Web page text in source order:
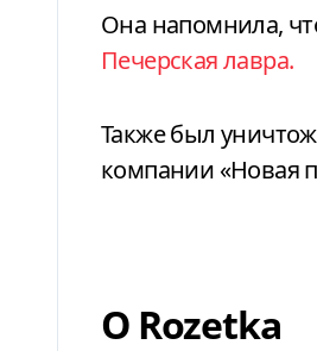
Она напомнила,
Печерская лавра.
Также был
компании «Новая
О Rozetka